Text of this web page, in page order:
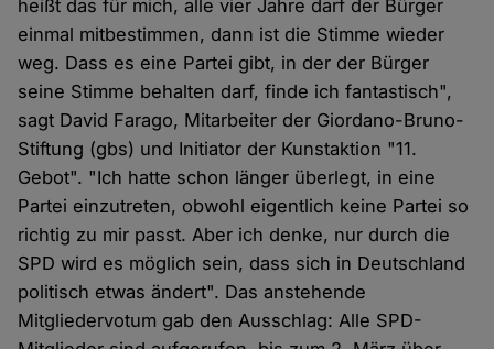
heißt das für mich, alle vier Jahre darf der Bürger
einmal mitbestimmen, dann ist die Stimme wieder
weg. Dass es eine Partei gibt, in der der Bürger
seine Stimme behalten darf, finde ich fantastisch",
sagt David Farago, Mitarbeiter der Giordano-Bruno-
Stiftung (gbs) und Initiator der Kunstaktion "11.
Gebot". "Ich hatte schon länger überlegt, in eine
Partei einzutreten, obwohl eigentlich keine Partei so
richtig zu mir passt. Aber ich denke, nur durch die
SPD wird es möglich sein, dass sich in Deutschland
politisch etwas ändert". Das anstehende
Mitgliedervotum gab den Ausschlag: Alle SPD-